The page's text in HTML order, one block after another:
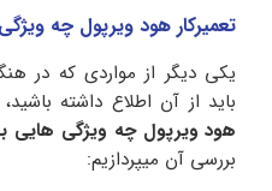
تعمیرکار هود ویرپول چه
یکی دیگر از مواردی که در
باید از آن اطلاع داشته
هود ویرپول چه ویژگی هایی
بررسی آن میپردازیم: